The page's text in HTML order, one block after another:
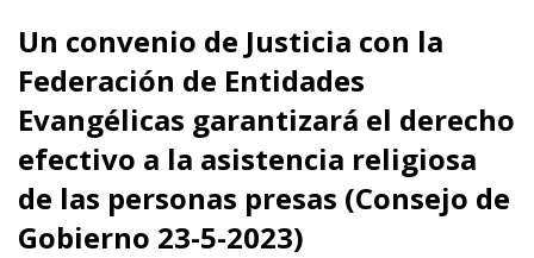
Un convenio de Justicia con la
Federación de Entidades
Evangélicas garantizará el derecho
efectivo a la asistencia religiosa
de las personas presas (Consejo de
Gobierno 23-5-2023)